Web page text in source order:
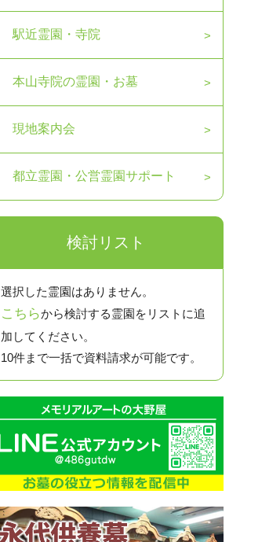
駅近霊園・寺院
本山寺院の霊園・お墓
現地案内会
都立霊園・公営霊園サポート
検討リスト
選択した霊園はありません。
こちらから検討する霊園をリストに追
加してください。
10件まで一括で資料請求が可能です。